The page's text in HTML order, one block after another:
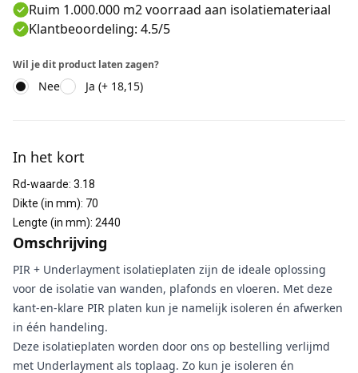
Ruim 1.000.000 m2 voorraad aan isolatiemateriaal
Klantbeoordeling: 4.5/5
Wil je dit product laten zagen?
Nee Ja (+ 18,15)
In het kort
Rd-waarde: 3.18
Dikte (in mm): 70
Lengte (in mm): 2440
Omschrijving
PIR + Underlayment isolatieplaten zijn de ideale oplossing
voor de isolatie van wanden, plafonds en vloeren. Met deze
kant-en-klare PIR platen kun je namelijk isoleren én afwerken
in één handeling.
Deze isolatieplaten worden door ons op bestelling verlijmd
met Underlayment als toplaag. Zo kun je isoleren én